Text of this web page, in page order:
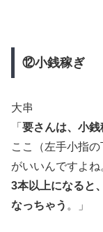
⑫小銭稼ぎ
大串
「 要さんは、小銭
ここ（左手小指の
がいいんですよね
3本以上になると
なっちゃう 。」